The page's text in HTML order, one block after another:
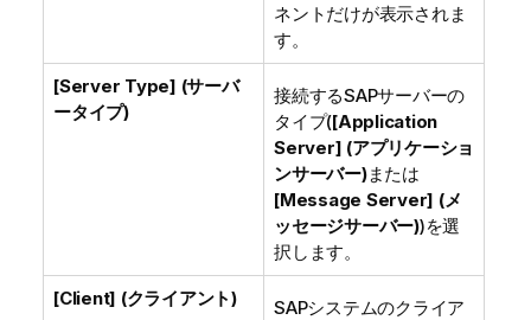
ネントだけが表示されま
す。
[Server Type] (サーバ
ータイプ)
接続するSAPサーバーの
タイプ([Application
Server] (アプリケーショ
ンサーバー)または
[Message Server] (メ
ッセージサーバー))を選
択します。
[Client] (クライアント)
SAPシステムのクライア